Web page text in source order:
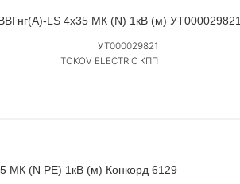
LS 4х35 МК (N) 1кВ (м) УТ000029821
УТ000029821
TOKOV ELECTRIC КПП
МК (N PE) 1кВ (м) Конкорд 6129